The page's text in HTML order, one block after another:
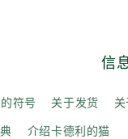
信
符号 关于发货
介绍卡德利的猫